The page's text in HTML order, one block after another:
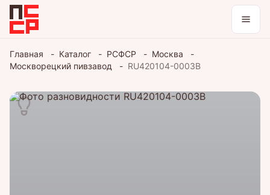
Каталог
Блог
Главная Каталог РСФСР
Москва
Москворецкий пивзавод
RU420104-0003B